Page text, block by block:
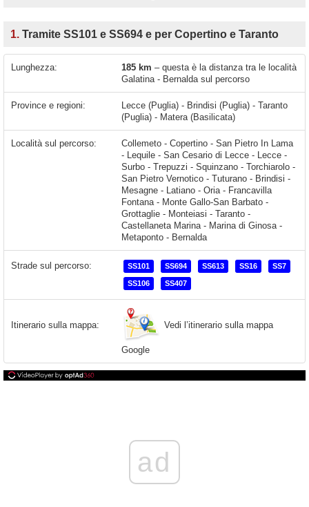
1. Tramite SS101 e SS694 e per Copertino e Taranto
Lunghezza: 185 km – questa è la distanza tra le località
Galatina - Bernalda sul percorso
Province e regioni:
Lecce (Puglia) - Brindisi (Puglia) - Taranto
(Puglia) - Matera (Basilicata)
Località sul percorso:
Collemeto - Copertino - San Pietro In Lama
- Lequile - San Cesario di Lecce - Lecce -
Surbo - Trepuzzi - Squinzano - Torchiarolo -
San Pietro Vernotico - Tuturano - Brindisi -
Mesagne - Latiano - Oria - Francavilla
Fontana - Monte Gallo-San Barbato -
Grottaglie - Monteiasi - Taranto -
Castellaneta Marina - Marina di Ginosa -
Metaponto - Bernalda
Strade sul percorso: SS101 SS694 SS613 SS16 SS7
SS106 SS407
Itinerario sulla mappa: Vedi l’itinerario sulla mappa
Google
ad